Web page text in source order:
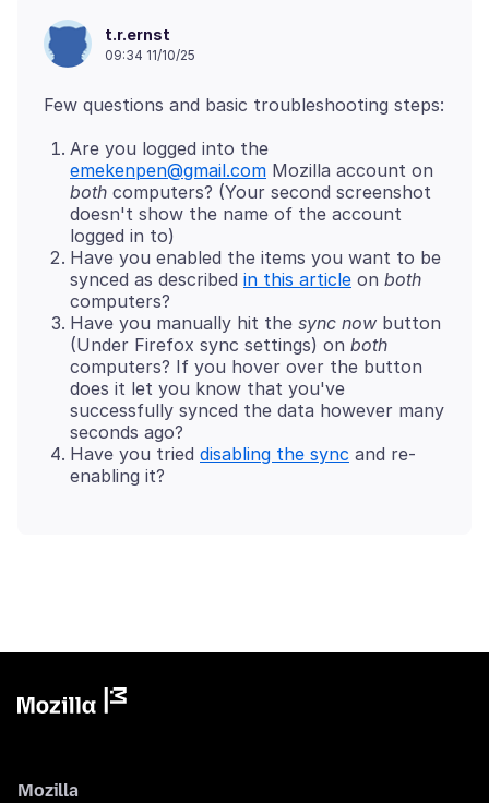
t.r.ernst
09:34 11/10/25
Are you logged into the
emekenpen@gmail.com Mozilla account on
both computers? (Your second screenshot
doesn't show the name of the account
logged in to)
Have you enabled the items you want to be
synced as described in this article on both
computers?
Have you manually hit the sync now button
(Under Firefox sync settings) on both
computers? If you hover over the button
does it let you know that you've
successfully synced the data however many
seconds ago?
Have you tried disabling the sync and re-
enabling it?
Mozilla